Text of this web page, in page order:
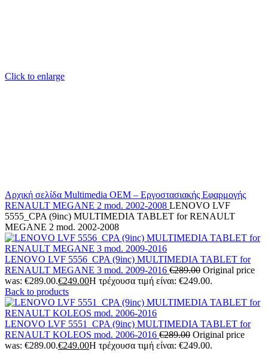
Click to enlarge
Αρχική σελίδα Multimedia OEM – Εργοστασιακής Εφαρμογής
RENAULT MEGANE 2 mod. 2002-2008 LENOVO LVF
5555_CPA (9inc) MULTIMEDIA TABLET for RENAULT
MEGANE 2 mod. 2002-2008
LENOVO LVF 5556_CPA (9inc) MULTIMEDIA TABLET for
RENAULT MEGANE 3 mod. 2009-2016 €289.00 Original price
was: €289.00.€249.00Η τρέχουσα τιμή είναι: €249.00.
Back to products
LENOVO LVF 5551_CPA (9inc) MULTIMEDIA TABLET for
RENAULT KOLEOS mod. 2006-2016 €289.00 Original price
was: €289.00.€249.00Η τρέχουσα τιμή είναι: €249.00.